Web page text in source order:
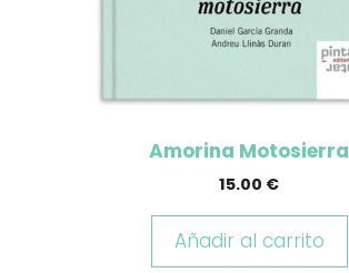
Amorina Motosierra
15.00 €
Añadir al carrito